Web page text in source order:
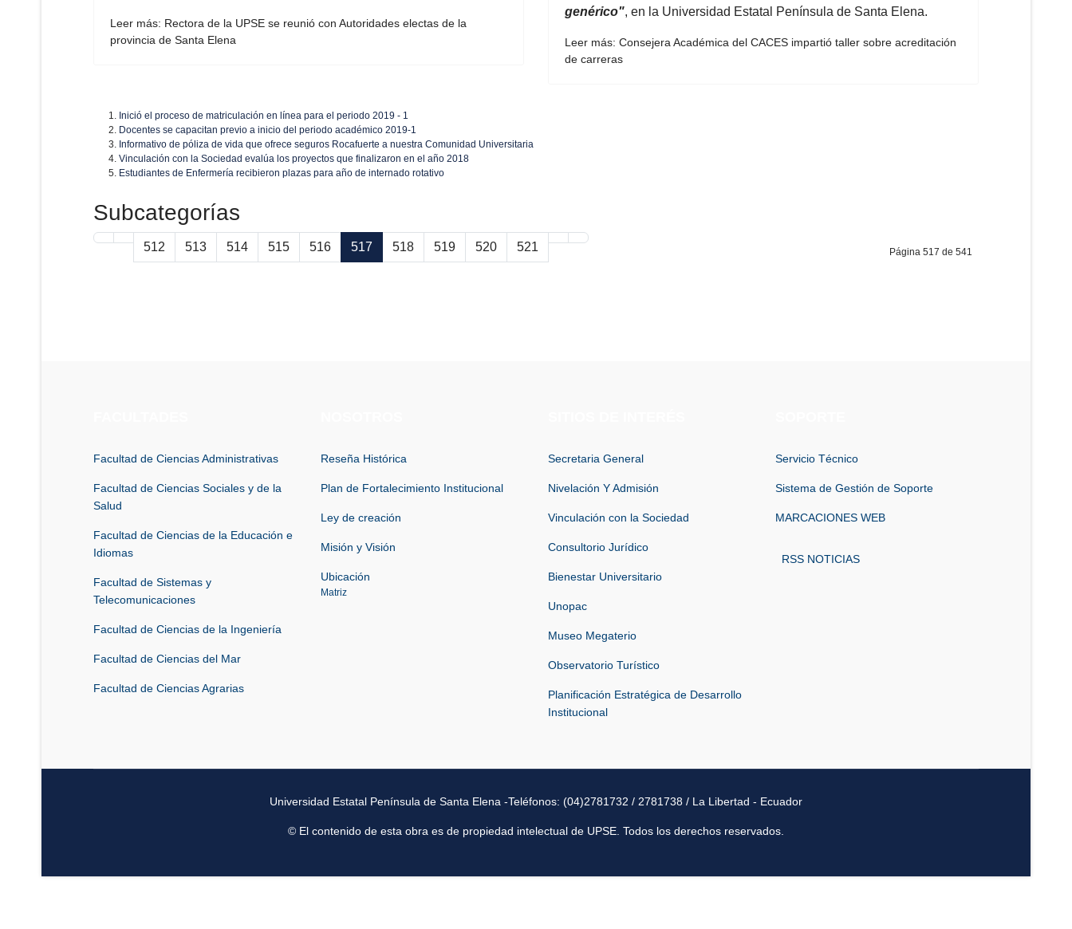
Leer más: Rectora de la UPSE se reunió con Autoridades electas de la
provincia de Santa Elena
genérico", en la Universidad Estatal Península de Santa Elena.
Leer más: Consejera Académica del CACES impartió taller sobre acreditación
de carreras
Inició el proceso de matriculación en línea para el periodo 2019 - 1
Docentes se capacitan previo a inicio del periodo académico 2019-1
Informativo de póliza de vida que ofrece seguros Rocafuerte a nuestra Comunidad Universitaria
Vinculación con la Sociedad evalúa los proyectos que finalizaron en el año 2018
Estudiantes de Enfermería recibieron plazas para año de internado rotativo
Subcategorías
Página 517 de 541
512 513 514 515 516 517 518 519 520 521
Facultad de Ciencias Administrativas
Facultad de Ciencias Sociales y de la
Salud
Facultad de Ciencias de la Educación e
Idiomas
Facultad de Sistemas y
Telecomunicaciones
Facultad de Ciencias de la Ingeniería
Facultad de Ciencias del Mar
Facultad de Ciencias Agrarias
Reseña Histórica
Plan de Fortalecimiento Institucional
Ley de creación
Misión y Visión
Ubicación
Matriz
Secretaria General
Nivelación Y Admisión
Vinculación con la Sociedad
Consultorio Jurídico
Bienestar Universitario
Unopac
Museo Megaterio
Observatorio Turístico
Planificación Estratégica de Desarrollo
Institucional
Servicio Técnico
Sistema de Gestión de Soporte
MARCACIONES WEB
RSS NOTICIAS
Universidad Estatal Península de Santa Elena -Teléfonos: (04)2781732 / 2781738 / La Libertad - Ecuador
© El contenido de esta obra es de propiedad intelectual de UPSE. Todos los derechos reservados.